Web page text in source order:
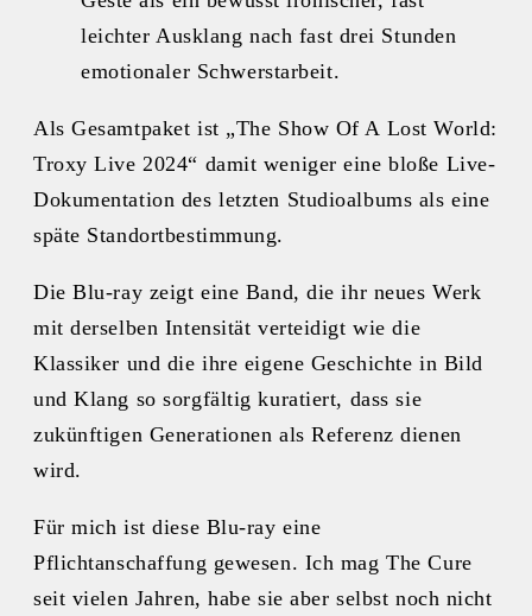
leichter Ausklang nach fast drei Stunden
emotionaler Schwerstarbeit.
Als Gesamtpaket ist „The Show Of A Lost World:
Troxy Live 2024“ damit weniger eine bloße Live-
Dokumentation des letzten Studioalbums als eine
späte Standortbestimmung.
Die Blu-ray zeigt eine Band, die ihr neues Werk
mit derselben Intensität verteidigt wie die
Klassiker und die ihre eigene Geschichte in Bild
und Klang so sorgfältig kuratiert, dass sie
zukünftigen Generationen als Referenz dienen
wird.
Für mich ist diese Blu-ray eine
Pflichtanschaffung gewesen. Ich mag The Cure
seit vielen Jahren, habe sie aber selbst noch nicht